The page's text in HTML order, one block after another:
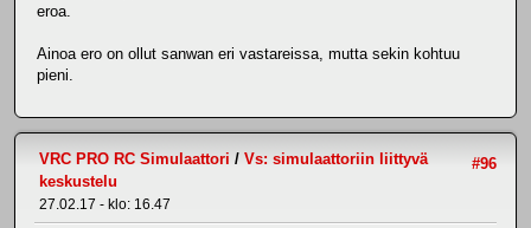
eroa.
Ainoa ero on ollut sanwan eri vastareissa, mutta sekin kohtuu
pieni.
#96
VRC PRO RC Simulaattori / Vs: simulaattoriin liittyvä
keskustelu
27.02.17 - klo: 16.47